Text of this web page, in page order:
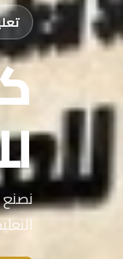
نصنع